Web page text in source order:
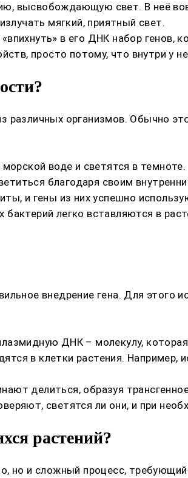
высвобождающую свет. В неё
мягкий, приятный свет.
в его ДНК набор
просто потому, что внутри у
различных организмов. Обычно
воде и светятся в темноте.
благодаря своим
и гены из них успешно
легко вставляются в
внедрение гена. Для этого
ДНК – молекулу,
в клетки растения. Например,
делиться, образуя
светятся ли они, и при
растений?
но и сложный процесс,